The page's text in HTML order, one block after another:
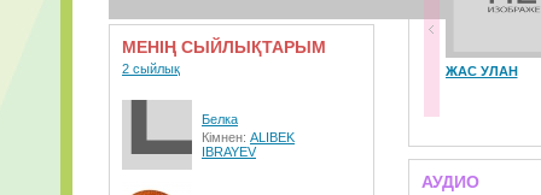
МЕНІҢ СЫЙЛЫҚТАРЫМ
2 сыйлық
Белка
Кімнен: ALIBEK
IBRAYEV
ЖАС УЛАН
АУДИО